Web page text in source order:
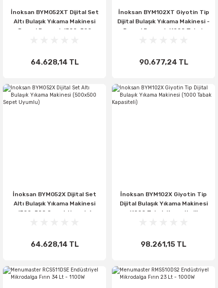
İnoksan BYM052XT Dijital Set
Altı Bulaşık Yıkama Makinesi
Drenaj Pompalı (500x500
64.628,14 TL
İnoksan BYM102XT Giyotin Tip
Dijital Bulaşık Yıkama Makinesi -
Drenaj Pompalı (1000 Tabak
90.677,24 TL
İnoksan BYM052X Dijital Set
Altı Bulaşık Yıkama Makinesi
(500x500 Sepet Uyumlu)
64.628,14 TL
İnoksan BYM102X Giyotin Tip
Dijital Bulaşık Yıkama Makinesi
(1000 Tabak Kapasiteli)
98.261,15 TL